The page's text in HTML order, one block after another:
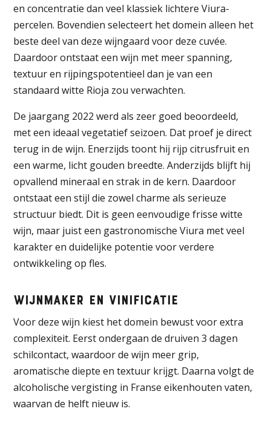
en concentratie dan veel klassiek lichtere Viura-
percelen. Bovendien selecteert het domein alleen het
beste deel van deze wijngaard voor deze cuvée.
Daardoor ontstaat een wijn met meer spanning,
textuur en rijpingspotentieel dan je van een
standaard witte Rioja zou verwachten.
De jaargang 2022 werd als zeer goed beoordeeld,
met een ideaal vegetatief seizoen. Dat proef je direct
terug in de wijn. Enerzijds toont hij rijp citrusfruit en
een warme, licht gouden breedte. Anderzijds blijft hij
opvallend mineraal en strak in de kern. Daardoor
ontstaat een stijl die zowel charme als serieuze
structuur biedt. Dit is geen eenvoudige frisse witte
wijn, maar juist een gastronomische Viura met veel
karakter en duidelijke potentie voor verdere
ontwikkeling op fles.
Wijnmaker en vinificatie
Voor deze wijn kiest het domein bewust voor extra
complexiteit. Eerst ondergaan de druiven 3 dagen
schilcontact, waardoor de wijn meer grip,
aromatische diepte en textuur krijgt. Daarna volgt de
alcoholische vergisting in Franse eikenhouten vaten,
waarvan de helft nieuw is.